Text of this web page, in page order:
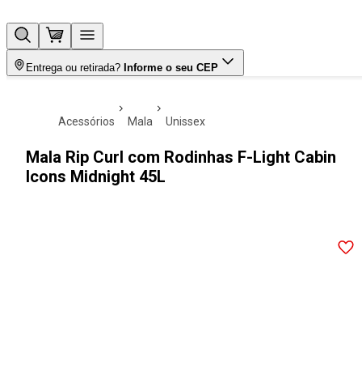
Entrega ou retirada? Informe o seu CEP
acessórios mala unissex
Mala Rip Curl com Rodinhas F-Light Cabin
Icons Midnight 45L